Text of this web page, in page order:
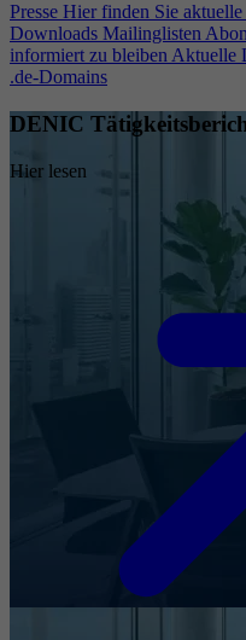
Presse Hier finden Sie
Downloads Mailinglisten
informiert zu bleiben Aktuelle
.de-Domains
DENIC
Hier lesen